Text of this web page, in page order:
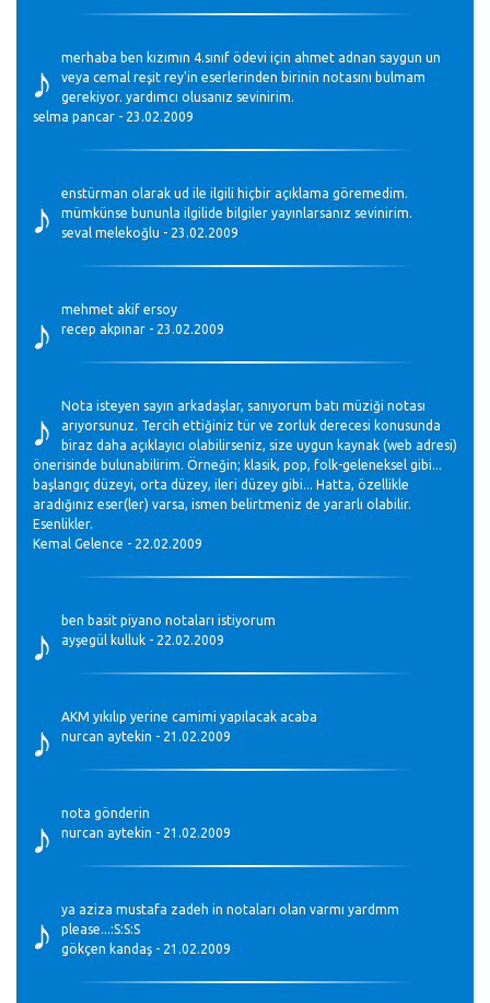
♪
merhaba ben kızımın 4.sınıf ödevi için ahmet adnan saygun un
veya cemal reşit rey'in eserlerinden birinin notasını bulmam
gerekiyor. yardımcı olusanız sevinirim.
selma pancar - 23.02.2009
♪
enstürman olarak ud ile ilgili hiçbir açıklama göremedim.
mümkünse bununla ilgilide bilgiler yayınlarsanız sevinirim.
seval melekoğlu - 23.02.2009
♪
mehmet akif ersoy
recep akpınar - 23.02.2009
♪
Nota isteyen sayın arkadaşlar, sanıyorum batı müziği notası
arıyorsunuz. Tercih ettiğiniz tür ve zorluk derecesi konusunda
biraz daha açıklayıcı olabilirseniz, size uygun kaynak (web adresi)
önerisinde bulunabilirim. Örneğin; klasik, pop, folk-geleneksel gibi...
başlangıç düzeyi, orta düzey, ileri düzey gibi... Hatta, özellikle
aradığınız eser(ler) varsa, ismen belirtmeniz de yararlı olabilir.
Esenlikler.
Kemal Gelence - 22.02.2009
♪
ben basit piyano notaları istiyorum
ayşegül kulluk - 22.02.2009
♪
AKM yıkılıp yerine camimi yapılacak acaba
nurcan aytekin - 21.02.2009
♪
nota gönderin
nurcan aytekin - 21.02.2009
♪
ya aziza mustafa zadeh in notaları olan varmı yardmm
please...:S:S:S
gökçen kandaş - 21.02.2009